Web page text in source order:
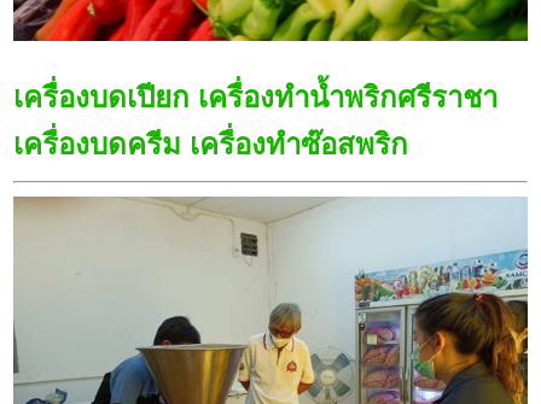
เครื่องบดเปียก เครื่องทำน้ำพริกศรีราชา
เครื่องบดครีม เครื่องทำซ๊อสพริก